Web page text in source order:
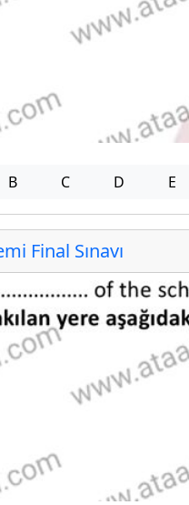
B C D E
Final Sınavı